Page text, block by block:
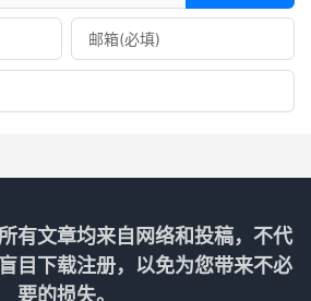
有文章均来自网络和投稿，不代
目下载注册，以免为您带来不必
要的损失。